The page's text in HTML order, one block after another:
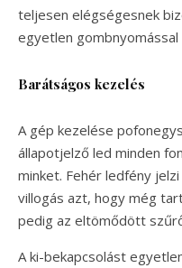
teljesen elégségesnek
egyetlen gombnyomással
Barátságos kezelés
A gép kezelése
állapotjelző led minden
minket. Fehér ledfény
villogás azt, hogy még
pedig az eltömődött
A ki-bekapcsolást